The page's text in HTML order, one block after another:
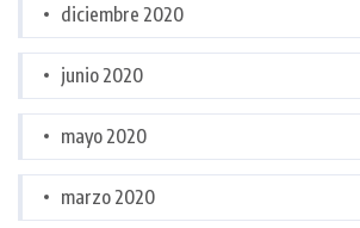
diciembre 2020
junio 2020
mayo 2020
marzo 2020